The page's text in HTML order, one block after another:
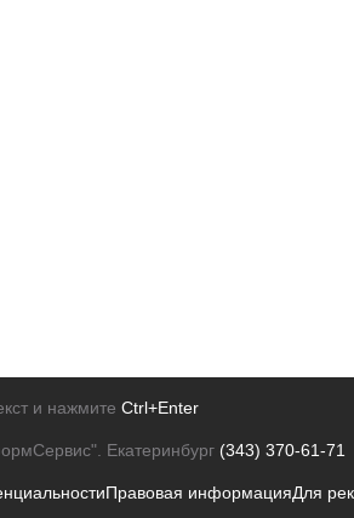
и нажмите Ctrl+Enter
Екатеринбург (343) 370-61-71
Правовая информацияДля